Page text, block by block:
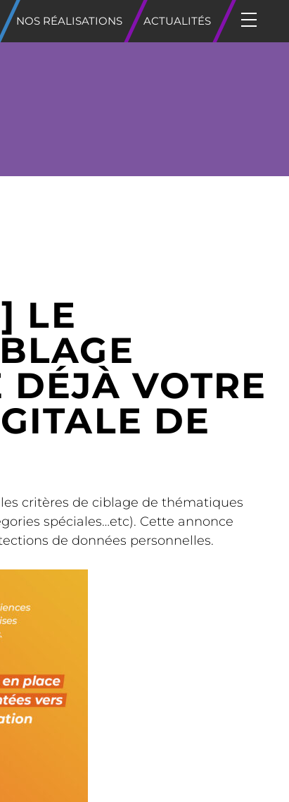
NOS RÉALISATIONS ACTUALITÉS
LE
VOTRE
DE
critères de ciblage de thématiques
spéciales…etc). Cette annonce
de données personnelles.